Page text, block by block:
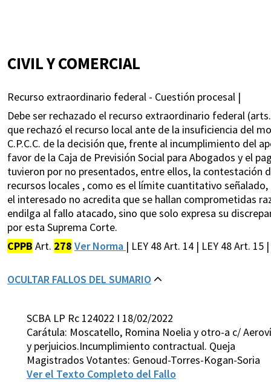
CIVIL Y COMERCIAL
Recurso extraordinario federal - Cuestión procesal |
Debe ser rechazado el recurso extraordinario federal
que rechazó el recurso local ante de la insuficiencia del
C.P.C.C. de la decisión que, frente al incumplimiento del
favor de la Caja de Previsión Social para Abogados y el
tuvieron por no presentados, entre ellos, la contestación
recursos locales , como es el límite cuantitativo
el interesado no acredita que se hallan comprometidas
endilga al fallo atacado, sino que solo expresa su
por esta Suprema Corte.
CPPB Art. 278 Ver Norma | LEY 48 Art. 14 | LEY 48 Art. 15
OCULTAR FALLOS DEL SUMARIO
SCBA LP Rc 124022 I 18/02/2022
Carátula: Moscatello, Romina Noelia y otro-a c/
y perjuicios.Incumplimiento contractual. Queja
Magistrados Votantes: Genoud-Torres-Kogan-Soria
Ver el Texto Completo del Fallo